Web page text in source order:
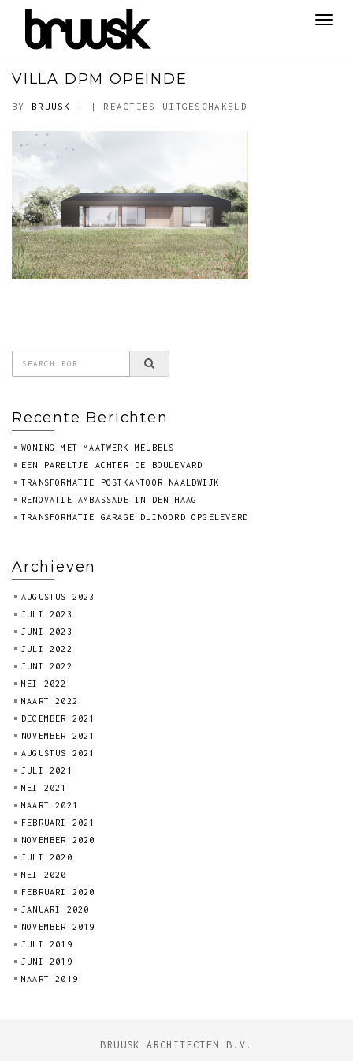
VILLA DPM OPEINDE
BY BRUUSK | | REACTIES UITGESCHAKELD
Recente Berichten
WONING MET MAATWERK MEUBELS
EEN PARELTJE ACHTER DE BOULEVARD
TRANSFORMATIE POSTKANTOOR NAALDWIJK
RENOVATIE AMBASSADE IN DEN HAAG
TRANSFORMATIE GARAGE DUINOORD OPGELEVERD
Archieven
AUGUSTUS 2023
JULI 2023
JUNI 2023
JULI 2022
JUNI 2022
MEI 2022
MAART 2022
DECEMBER 2021
NOVEMBER 2021
AUGUSTUS 2021
JULI 2021
MEI 2021
MAART 2021
FEBRUARI 2021
NOVEMBER 2020
JULI 2020
MEI 2020
FEBRUARI 2020
JANUARI 2020
NOVEMBER 2019
JULI 2019
JUNI 2019
MAART 2019
BRUUSK ARCHITECTEN B.V.